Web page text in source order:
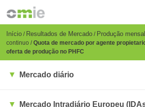
para
conteúdo
principal
Breadcrumb
Início Resultados de Mercado Produção mensal
continuo Quota de mercado por agente
oferta de produção no PHFC
Mercado diário
Mercado Intradiário Europeu